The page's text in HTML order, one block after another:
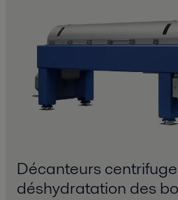
Décanteurs
déshydratation des